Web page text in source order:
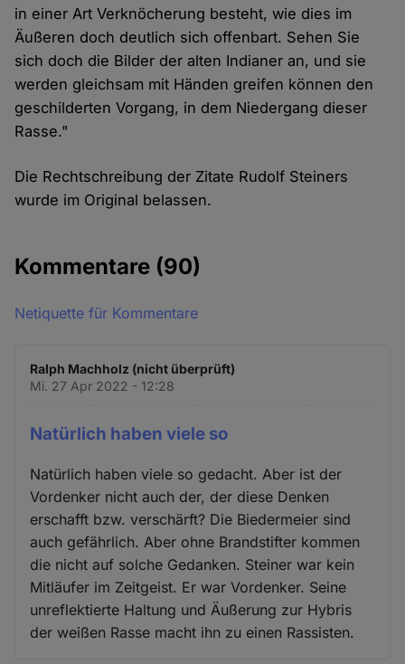
in einer Art Verknöcherung besteht, wie dies im
Äußeren doch deutlich sich offenbart. Sehen Sie
sich doch die Bilder der alten Indianer an, und sie
werden gleichsam mit Händen greifen können den
geschilderten Vorgang, in dem Niedergang dieser
Rasse."
Die Rechtschreibung der Zitate Rudolf Steiners
wurde im Original belassen.
Kommentare (90)
Netiquette für Kommentare
Ralph Machholz (nicht überprüft)
Mi. 27 Apr 2022 - 12:28
Natürlich haben viele so
Natürlich haben viele so gedacht. Aber ist der
Vordenker nicht auch der, der diese Denken
erschafft bzw. verschärft? Die Biedermeier sind
auch gefährlich. Aber ohne Brandstifter kommen
die nicht auf solche Gedanken. Steiner war kein
Mitläufer im Zeitgeist. Er war Vordenker. Seine
unreflektierte Haltung und Äußerung zur Hybris
der weißen Rasse macht ihn zu einen Rassisten.